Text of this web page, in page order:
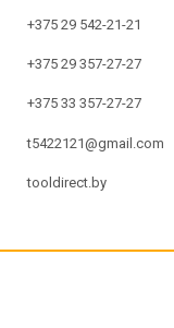
+375 29 542-21-21
+375 29 357-27-27
+375 33 357-27-27
t5422121@gmail.com
tooldirect.by